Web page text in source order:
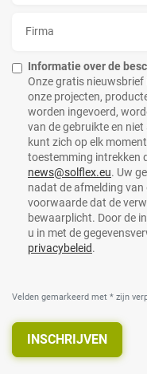
Firma
Informatie over de
Onze gratis
onze projecten,
worden ingevoerd,
van de gebruikte en
kunt zich op elk
toestemming intrekken
news@solflex.eu. Uw
nadat de afmelding van
voorwaarde dat de
bewaarplicht. Door de
u in met de
privacybeleid.
Velden gemarkeerd met * zijn
INSCHRIJVEN